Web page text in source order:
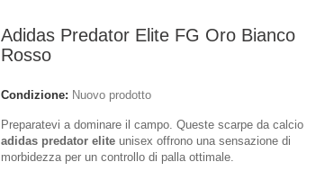
Adidas Predator Elite FG Oro Bianco
Rosso
Condizione: Nuovo prodotto
Preparatevi a dominare il campo. Queste scarpe da calcio
adidas predator elite unisex offrono una sensazione di
morbidezza per un controllo di palla ottimale.